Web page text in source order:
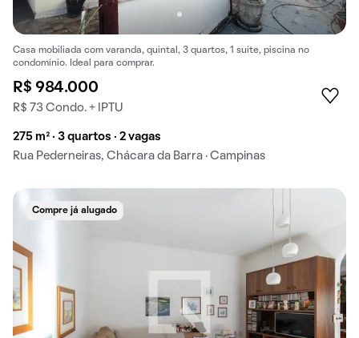
Casa mobiliada com varanda, quintal, 3 quartos, 1 suíte, piscina no
condomínio. Ideal para comprar.
R$ 984.000
R$ 73 Condo. + IPTU
275 m² · 3 quartos · 2 vagas
Rua Pederneiras, Chácara da Barra · Campinas
Compre já alugado